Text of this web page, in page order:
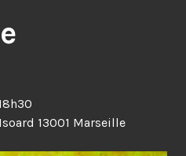
13001 Marseille